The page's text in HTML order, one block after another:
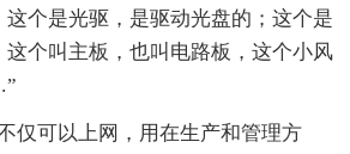
个是光驱，是驱动光盘的；这个是
这个叫主板，也叫电路板，这个小风
可以上网，用在生产和管理方